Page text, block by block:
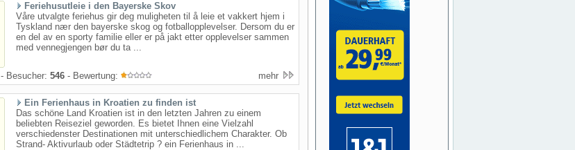
Feriehusutleie i den Bayerske Skov
Våre utvalgte feriehus gir deg muligheten til å leie et vakkert hjem i
Tyskland nær den bayerske skog og fotballopplevelser. Dersom du er
en del av en sporty familie eller er på jakt etter opplevelser sammen
med vennegjengen bør du ta ...
- Besucher: 546 - Bewertung: mehr
Ein Ferienhaus in Kroatien zu finden ist
Das schöne Land Kroatien ist in den letzten Jahren zu einem
beliebten Reiseziel geworden. Es bietet Ihnen eine Vielzahl
verschiedenster Destinationen mit unterschiedlichem Charakter. Ob
Strand- Aktivurlaub oder Städtetrip ? ein Ferienhaus in ...